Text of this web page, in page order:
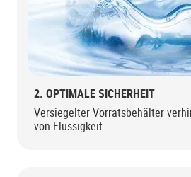
2. OPTIMALE SICHERHEIT
Versiegelter Vorratsbehälter
von Flüssigkeit.